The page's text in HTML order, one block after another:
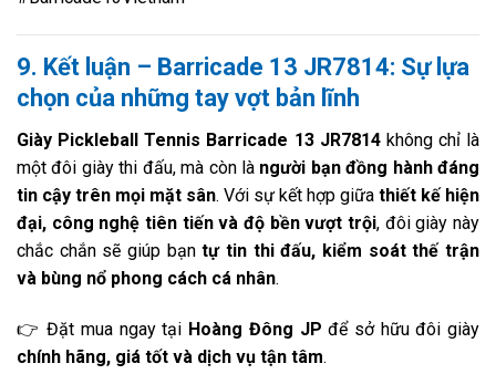
9. Kết luận – Barricade 13 JR7814: Sự lựa
chọn của những tay vợt bản lĩnh
Giày Pickleball Tennis Barricade 13 JR7814không chỉ là
một đôi giày thi đấu, mà còn là người bạn đồng hành đáng
tin cậy trên mọi mặt sân. Với sự kết hợp giữa thiết kế hiện
đại, công nghệ tiên tiến và độ bền vượt trội, đôi giày này
chắc chắn sẽ giúp bạntự tin thi đấu, kiểm soát thế trận
và bùng nổ phong cách cá nhân.
👉 Đặt mua ngay tại Hoàng Đông JP để sở hữu đôi giày
chính hãng, giá tốt và dịch vụ tận tâm.